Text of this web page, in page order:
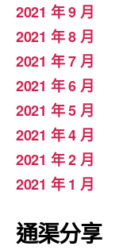
2021 年 9 月
2021 年 8 月
2021 年 7 月
2021 年 6 月
2021 年 5 月
2021 年 4 月
2021 年 2 月
2021 年 1 月
通渠分享